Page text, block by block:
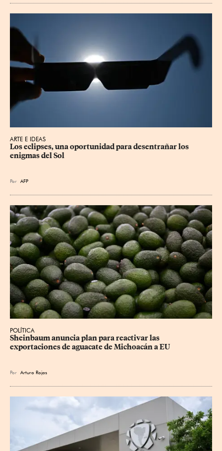
ARTE E IDEAS
Los eclipses, una oportunidad para desentrañar los
enigmas del Sol
Por AFP
POLÍTICA
Sheinbaum anuncia plan para reactivar las
exportaciones de aguacate de Michoacán a EU
Por Arturo Rojas